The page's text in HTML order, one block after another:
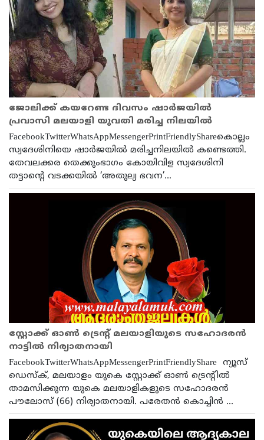
ജോലിക്ക് കയറേണ്ട ദിവസം ഷാർജയിൽ
പ്രവാസി മലയാളി യുവതി മരിച്ച നിലയിൽ
FacebookTwitterWhatsAppMessengerPrintFriendlyShareകൊല്ലം
സ്വദേശിനിയെ ഷാര്‍ജയില്‍ മരിച്ചനിലയില്‍ കണ്ടെത്തി.
തേവലക്കര തെക്കുംഭാഗം കോയിവിള സ്വദേശിനി
തട്ടാന്റെ വടക്കയില്‍ ‘അതുല്യ ഭവന’...
സ്റ്റോക്ക് ഓൺ ട്രെന്റ് മലയാളിയുടെ സഹോദരൻ
നാട്ടിൽ നിര്യാതനായി
FacebookTwitterWhatsAppMessengerPrintFriendlyShare ന്യൂസ്
ഡെസ്ക്, മലയാളം യുകെ സ്റ്റോക്ക് ഓൺ ട്രെന്റിൽ
താമസിക്കുന്ന യുകെ മലയാളികളുടെ സഹോദരൻ
പൗലോസ് (66) നിര്യാതനായി. പരേതൻ കൊച്ചിൻ ...